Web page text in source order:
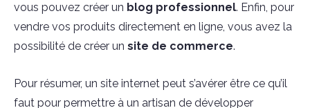
vous pouvez créer un blog professionnel. Enfin, pour
vendre vos produits directement en ligne, vous avez la
possibilité de créer un site de commerce.
Pour résumer, un site internet peut s’avérer être ce qu’il
faut pour permettre à un artisan de développer